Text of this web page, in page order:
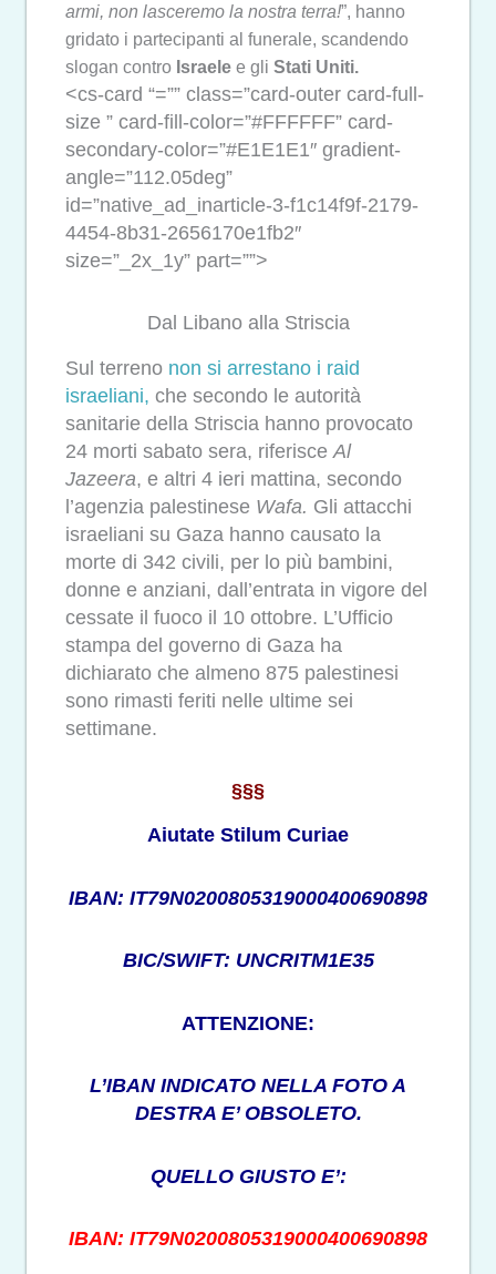
armi, non lasceremo la nostra terra!”, hanno
gridato i partecipanti al funerale, scandendo
slogan contro Israele e gli Stati Uniti.
<cs-card “=”” class=”card-outer card-full-
size ” card-fill-color=”#FFFFFF” card-
secondary-color=”#E1E1E1″ gradient-
angle=”112.05deg”
id=”native_ad_inarticle-3-f1c14f9f-2179-
4454-8b31-2656170e1fb2″
size=”_2x_1y” part=””>
Dal Libano alla Striscia
Sul terreno non si arrestano i raid
israeliani, che secondo le autorità
sanitarie della Striscia hanno provocato
24 morti sabato sera, riferisce Al
Jazeera, e altri 4 ieri mattina, secondo
l’agenzia palestinese Wafa. Gli attacchi
israeliani su Gaza hanno causato la
morte di 342 civili, per lo più bambini,
donne e anziani, dall’entrata in vigore del
cessate il fuoco il 10 ottobre. L’Ufficio
stampa del governo di Gaza ha
dichiarato che almeno 875 palestinesi
sono rimasti feriti nelle ultime sei
settimane.
§§§
Aiutate Stilum Curiae
IBAN: IT79N0200805319000400690898
BIC/SWIFT: UNCRITM1E35
ATTENZIONE:
L’IBAN INDICATO NELLA FOTO A
DESTRA E’ OBSOLETO.
QUELLO GIUSTO E’:
IBAN: IT79N0200805319000400690898